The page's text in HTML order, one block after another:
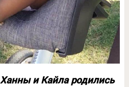
и Кайла родились